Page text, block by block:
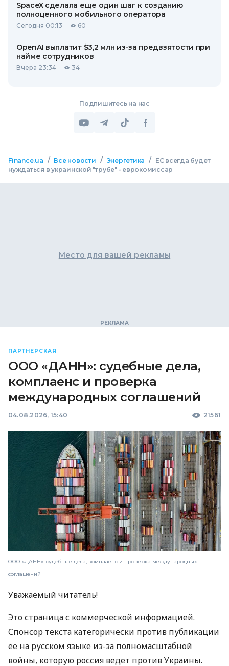
SpaceX сделала еще один шаг к созданию
полноценного мобильного оператора
Сегодня 00:13 60
OpenAI выплатит $3,2 млн из-за предвзятости при
найме сотрудников
Вчера 23:34 34
Подпишитесь на нас
Finance.ua / Все новости / Энергетика /
ЕС всегда будет
нуждаться в украинской "трубе" - еврокомиссар
Место для вашей рекламы
ПАРТНЕРСКАЯ
ООО «ДАНН»: судебные дела,
комплаенс и проверка
международных соглашений
04.08.2026, 15:40 21561
ООО «ДАНН»: судебные дела, комплаенс и проверка международных
соглашений
Уважаемый читатель!
Это страница с коммерческой информацией.
Спонсор текста категорически против публикации
ее на русском языке из-за полномасштабной
войны, которую россия ведет против Украины.